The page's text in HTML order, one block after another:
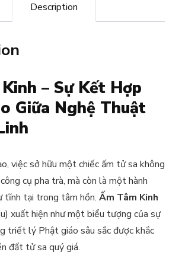
Description
– Sự Kết Hợp
Giữa Nghệ Thuật
việc sở hữu một chiếc ấm tử sa không
cụ pha trà, mà còn là một hành
tĩnh tại trong tâm hồn. Ấm Tâm Kinh
xuất hiện như một biểu tượng của sự
triết lý Phật giáo sâu sắc được khắc
đất tử sa quý giá.